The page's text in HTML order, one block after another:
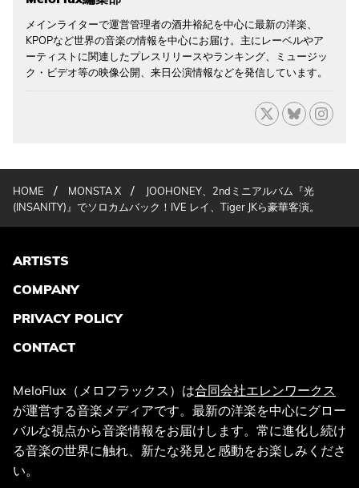
メインライターで運営管理者の酒井裕紀を中心に最新の洋楽、
KPOPなど世界の音楽の情報を中心にお届け。主にレーベルやア
ーティストに関連したプレスリリースやランキング、ミュージッ
ク・ビデオ等の映像公開、来日公演情報などを発信しています。
HOME / MONSTA X /
JOOHONEY、2ndミニアルバム『光
(INSANITY)』でソロカムバック！IVE レイ、Tiger JKら豪華客演。
ARTISTS
COMPANY
PRIVACY POLICY
CONTACT
MeloFlux（メロフラックス）は合同会社エレンワークス
が運営する音楽メディアです。最新の洋楽を中心にグロー
バルな視点から音楽情報をお届けします。常に進化し続け
る音楽の世界に触れ、新たな発見と感動をお楽しみくださ
い。